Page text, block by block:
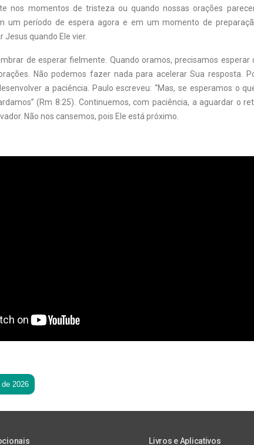
nos momentos de tristeza ou quando nossas orações
um período de espera agora e em um momento de
quando Ele vier.
de esperar fielmente. Quando oramos, precisamos esperar
Não podemos fazer nada para acelerar Sua resposta.
a paciência. Paulo escreveu: “Mas, se esperamos o
(Rm 8:25). Continuemos, com paciência, a aguardar o
Não nos cansemos, pois Ele está próximo.
2026
Livros e Aplicativos